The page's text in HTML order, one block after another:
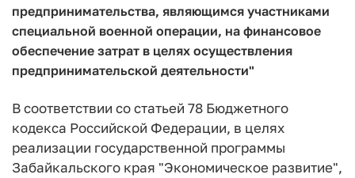
предпринимательства, являющимся участниками
специальной военной операции, на финансовое
обеспечение затрат в целях осуществления
предпринимательской деятельности"
В соответствии со статьей 78 Бюджетного
кодекса Российской Федерации, в целях
реализации государственной программы
Забайкальского края "Экономическое развитие",